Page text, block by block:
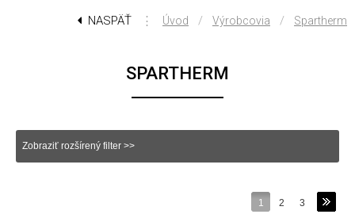
NASPÄŤ ⋮ Úvod / Výrobcovia / Spartherm
SPARTHERM
Zobraziť rozšírený filter >>
1 2 3